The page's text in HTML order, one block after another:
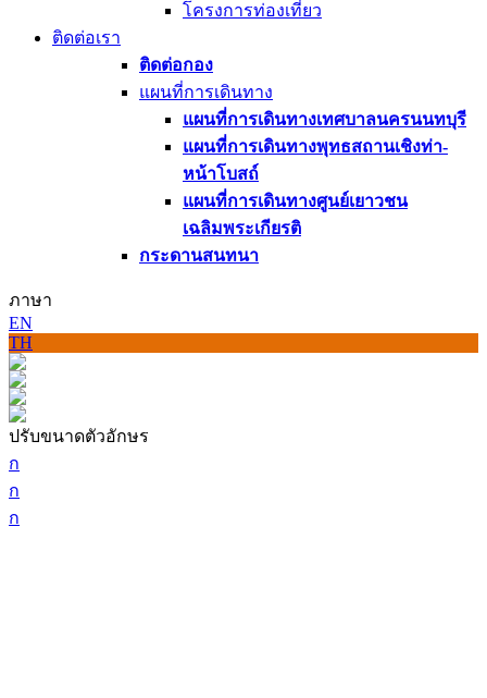
โครงการท่องเที่ยว
ติดต่อเรา
ติดต่อกอง
แผนที่การเดินทาง
แผนที่การเดินทางเทศบาลนครนนทบุรี
แผนที่การเดินทางพุทธสถานเชิงท่า-
หน้าโบสถ์
แผนที่การเดินทางศูนย์เยาวชน
เฉลิมพระเกียรติ
กระดานสนทนา
ภาษา
EN
TH
ปรับขนาดตัวอักษร
ก
ก
ก